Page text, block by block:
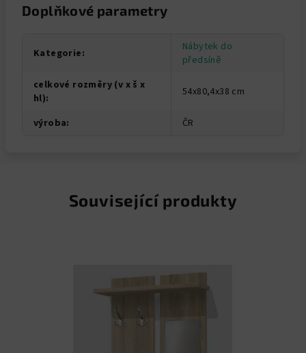
Doplňkové parametry
Kategorie:
Nábytek do
předsíně
celkové rozměry (v x š x
hl): 54x80,4x38 cm
výroba: ČR
Související produkty